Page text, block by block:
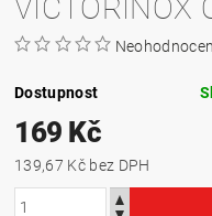
VICTORINOX
Dostupnost
169 Kč
139,67 Kč bez DPH